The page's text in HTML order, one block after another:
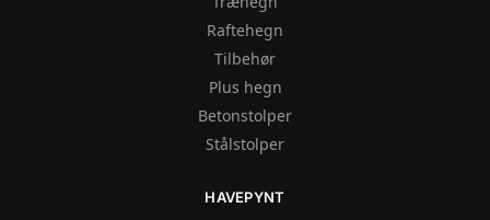
Raftehegn
Tilbehør
Plus hegn
Betonstolper
Stålstolper
HAVEPYNT